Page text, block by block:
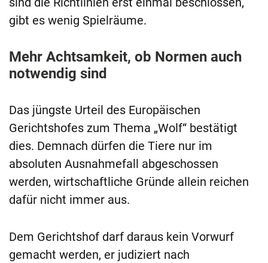
gibt es wenig Spielräume.
Mehr Achtsamkeit, ob Normen auch
notwendig sind
Das jüngste Urteil des Europäischen
Gerichtshofes zum Thema „Wolf“ bestätigt
dies. Demnach dürfen die Tiere nur im
absoluten Ausnahmefall abgeschossen
werden, wirtschaftliche Gründe allein reichen
dafür nicht immer aus.
Dem Gerichtshof darf daraus kein Vorwurf
gemacht werden, er judiziert nach